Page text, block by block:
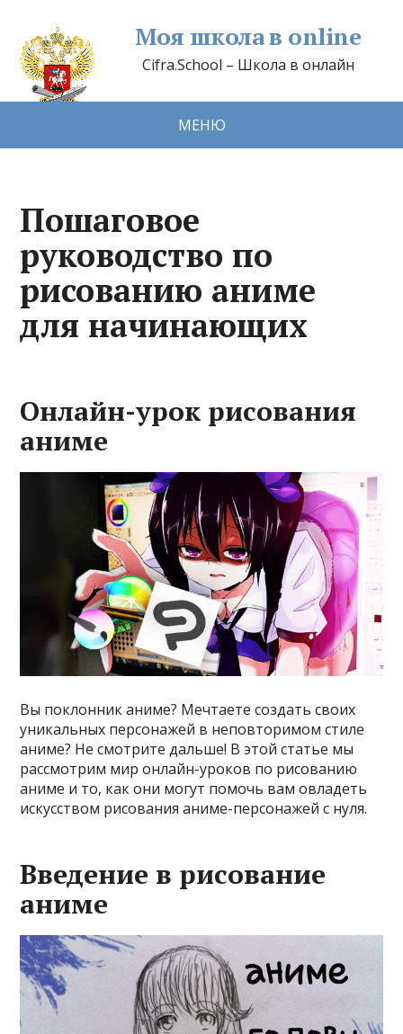
Моя школа в online
Cifra.School – Школа в онлайн
МЕНЮ
Пошаговое
руководство по
рисованию аниме
для начинающих
Онлайн-урок рисования
аниме
Вы поклонник аниме? Мечтаете создать своих
уникальных персонажей в неповторимом стиле
аниме? Не смотрите дальше! В этой статье мы
рассмотрим мир онлайн-уроков по рисованию
аниме и то, как они могут помочь вам овладеть
искусством рисования аниме-персонажей с нуля.
Введение в рисование
аниме